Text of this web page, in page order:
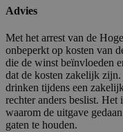
Advies
Met het arrest van de
onbeperkt op kosten van
die de winst beïnvloeden
dat de kosten zakelijk
drinken tijdens een
rechter anders beslist.
waarom de uitgave
gaten te houden.